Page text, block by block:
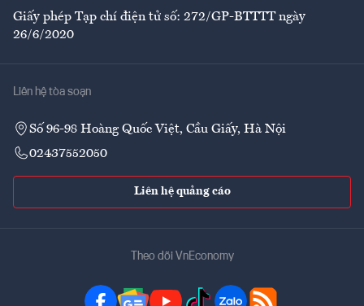
Giấy phép Tạp chí điện tử số: 272/GP-BTTTT ngày
26/6/2020
Liên hệ tòa soạn
Số 96-98 Hoàng Quốc Việt, Cầu Giấy, Hà Nội
02437552050
Liên hệ quảng cáo
Theo dõi VnEconomy